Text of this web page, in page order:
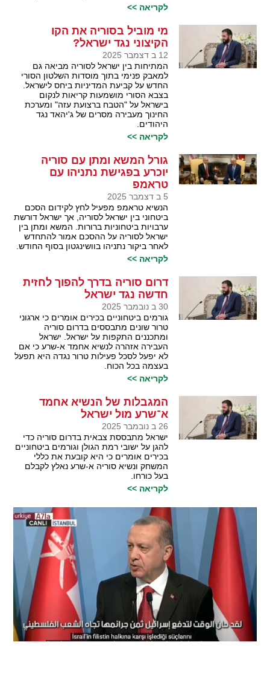
לקריאה >>
מי מוביל בסוריה את הקו
הקיצוני נגד ישראל?
12 ב דצמבר 2025
המתיחות בין ישראל לסוריה מביאה גם
למאבק פנימי בתוך מוסדות השלטון הסורי
החדש על קביעת המדיניות ביחס לישראל.
בצבא הסורי מושמעות קריאות לנקום
בישראל על "הטבח ברצועת עזה" ומערכת
החינוך מעבירה מסרים של ג'יהאד נגד
היהודים.
לקריאה >>
גורל המשא ומתן עם סוריה
יוכרע בפגישת נתניהו עם
טראמפ
5 ב דצמבר 2025
הנשיא טראמפ מפעיל לחץ לקידום הסכם
ביטחוני בין ישראל לסוריה, אך ישראל דורשת
ערבויות ביטחוניות ברורות. המשא ומתן בין
ישראל לסוריה על ההסכם אמור להתחדש
לאחר ביקור נתניהו בוושינגטון בסוף החודש.
לקריאה >>
דרום סוריה בדרך להפוך לחזית
חדשה נגד ישראל
30 ב נובמבר 2025
גורמים ביטחוניים בכירים אומרים כי ארגוני
טרור שונים מתבססים בדרום סוריה
ומתכננים התקפות על ישראל. ישראל
העבירה אזהרה לנשיא אחמד א-שרע כי אם
לא יפעל לסכל פעילות טרור נגדה היא תפעל
בעצמה בכל הכוח.
לקריאה >>
המגבלות של הנשיא אחמד
א־שרע מול ישראל
26 ב נובמבר 2025
ישראל מתבססת צבאית בדרום סוריה כדי
להגן על ישובי רמת הגולן וגורמים ביטחוניים
בכירים אומרים כי היא קובעת את כללי
המשחק ונשיא סוריה א-שרע נאלץ לקבלם
בעל כורחו.
לקריאה >>